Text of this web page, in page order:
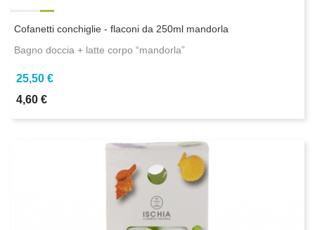
Cofanetti conchiglie - flaconi da 250ml mandorla
Bagno doccia + latte corpo “mandorla”
25,50 €
4,60 €